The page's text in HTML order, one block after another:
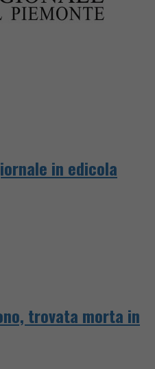
in edicola
trovata morta in